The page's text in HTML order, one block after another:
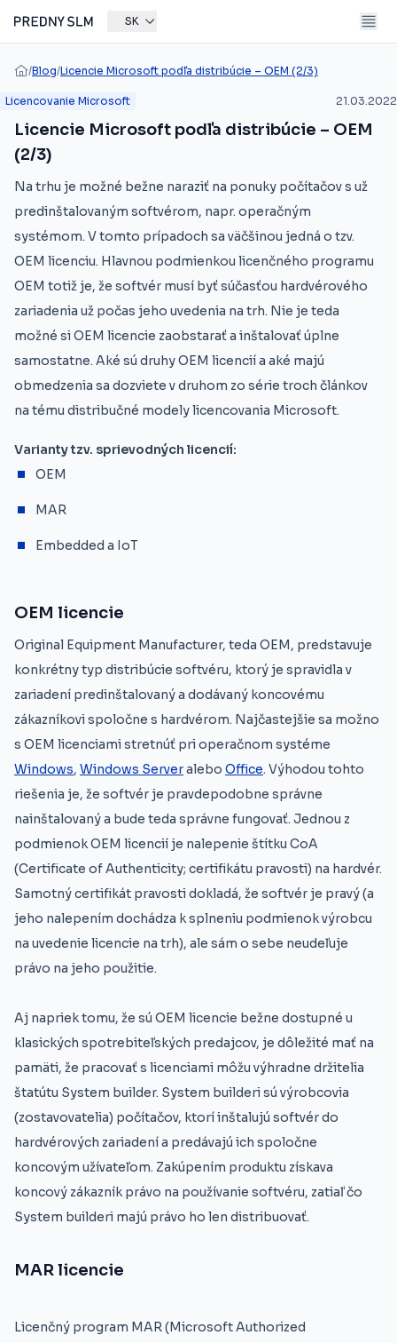
SK
/Blog/Licencie Microsoft podľa distribúcie – OEM (2/3)
Licencovanie Microsoft 21.03.2022
Licencie Microsoft podľa distribúcie – OEM
(2/3)
Na trhu je možné bežne naraziť na ponuky počítačov s už
predinštalovaným softvérom, napr. operačným
systémom. V tomto prípadoch sa väčšinou jedná o tzv.
OEM licenciu. Hlavnou podmienkou licenčného programu
OEM totiž je, že softvér musí byť súčasťou hardvérového
zariadenia už počas jeho uvedenia na trh. Nie je teda
možné si OEM licencie zaobstarať a inštalovať úplne
samostatne. Aké sú druhy OEM licencií a aké majú
obmedzenia sa dozviete v druhom zo série troch článkov
na tému distribučné modely licencovania Microsoft.
Varianty tzv. sprievodných licencií:
OEM
MAR
Embedded a IoT
OEM licencie
Original Equipment Manufacturer, teda OEM, predstavuje
konkrétny typ distribúcie softvéru, ktorý je spravidla v
zariadení predinštalovaný a dodávaný koncovému
zákazníkovi spoločne s hardvérom. Najčastejšie sa možno
s OEM licenciami stretnúť pri operačnom systéme
Windows, Windows Serveralebo Office. Výhodou tohto
riešenia je, že softvér je pravdepodobne správne
nainštalovaný a bude teda správne fungovať. Jednou z
podmienok OEM licencií je nalepenie štítku CoA
(Certificate of Authenticity; certifikátu pravosti) na hardvér.
Samotný certifikát pravosti dokladá, že softvér je pravý (a
jeho nalepením dochádza k splneniu podmienok výrobcu
na uvedenie licencie na trh), ale sám o sebe neudeľuje
právo na jeho použitie.
Aj napriek tomu, že sú OEM licencie bežne dostupné u
klasických spotrebiteľských predajcov, je dôležité mať na
pamäti, že pracovať s licenciami môžu výhradne držitelia
štatútu System builder. System builderi sú výrobcovia
(zostavovatelia) počítačov, ktorí inštalujú softvér do
hardvérových zariadení a predávajú ich spoločne
koncovým užívateľom. Zakúpením produktu získava
koncový zákazník právo na používanie softvéru, zatiaľ čo
System builderi majú právo ho len distribuovať.
MAR licencie
Licenčný program MAR (Microsoft Authorized